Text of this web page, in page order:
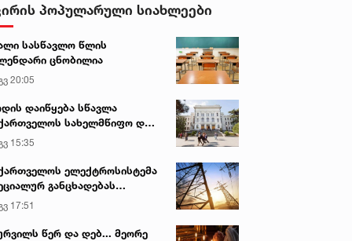
პოპულარული სიახლეები
სასწავლო წლის
ცნობილია
20:05
დაიწყება სწავლა
სახელმწიფო და
უნივერსიტეტებში
15:35
ელექტროსისტემა
განცხადებას
17:51
წერ და დებ... მეორე